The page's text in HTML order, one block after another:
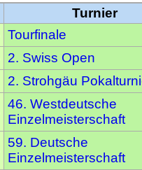
Turnier
Tourfinale
2. Swiss Open
2. Strohgäu
46. Westdeutsche
Einzelmeisterschaft
59. Deutsche
Einzelmeisterschaft